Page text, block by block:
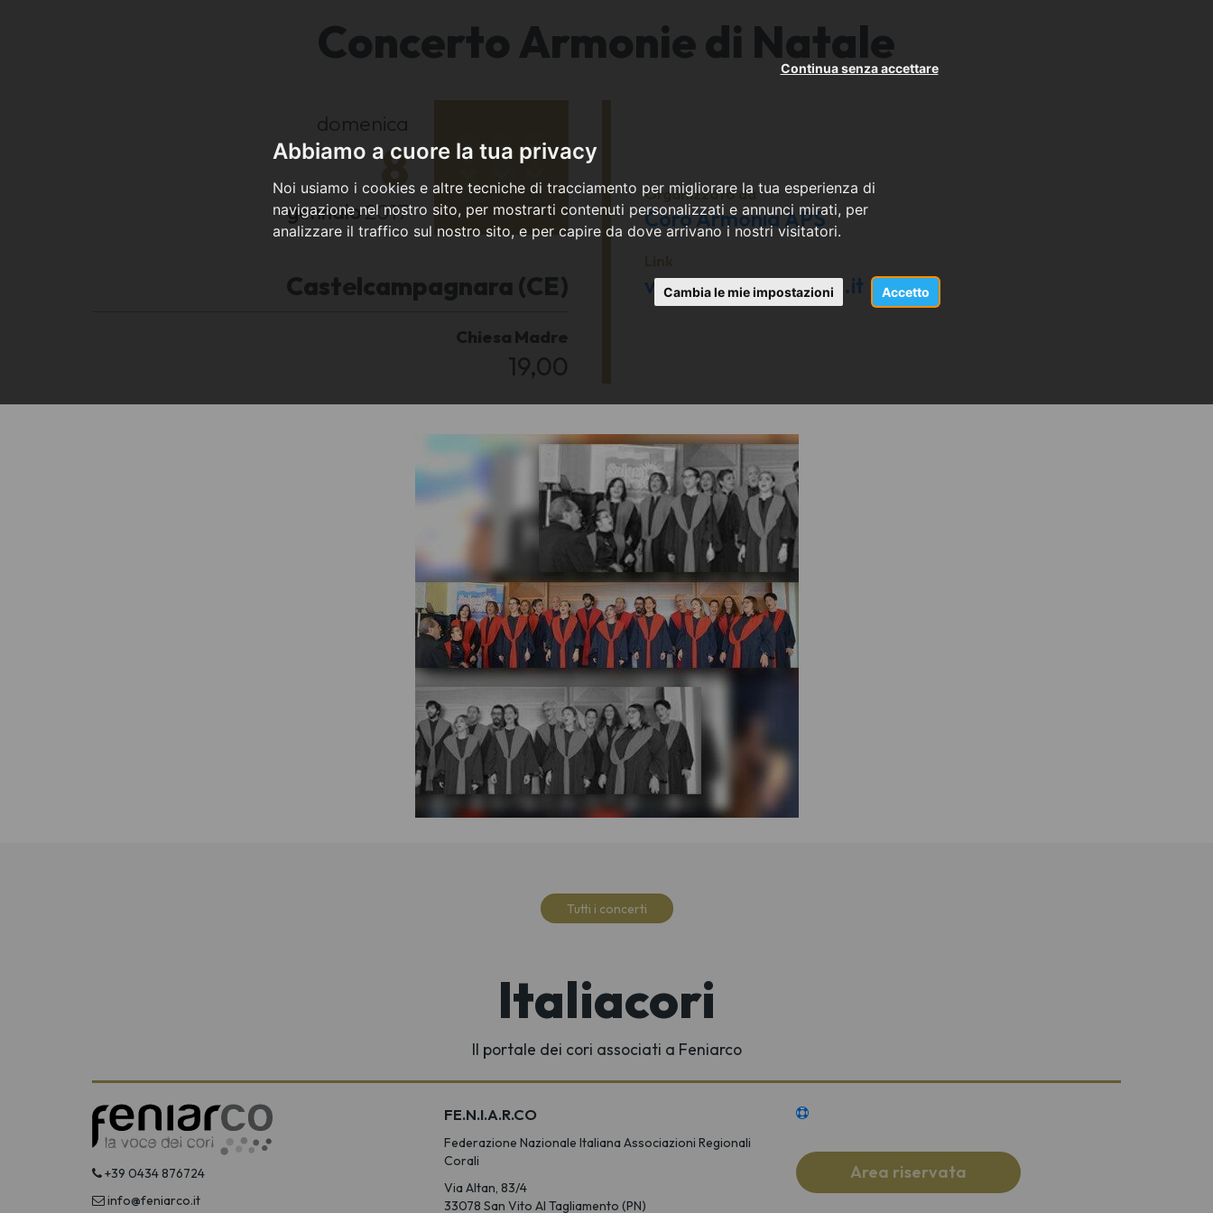
Abbiamo a cuore la tua privacy
Noi usiamo i cookies e altre tecniche di tracciamento per migliorare la tua esperienza di
navigazione nel nostro sito, per mostrarti contenuti personalizzati e annunci mirati, per
analizzare il traffico sul nostro sito, e per capire da dove arrivano i nostri visitatori.
Accetto
Continua senza accettare
Cambia le mie impostazioni
Concerto Armonie di Natale
domenica
8
gennaio2017
Castelcampagnara (CE)
Chiesa Madre
19,00
Organizzato da
Coro Armonia APS
vicentepepe@virgilio.it
Tutti i concerti
Italiacori
Il portale dei cori associati a Feniarco
+39 0434 876724
info@feniarco.it
FE.N.I.A.R.CO
Federazione Nazionale Italiana Associazioni Regionali
Corali
Via Altan, 83/4
33078 San Vito Al Tagliamento (PN)
Area riservata